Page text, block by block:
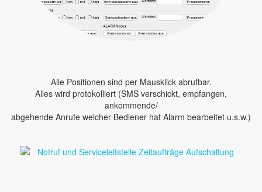
Alle Positionen sind per Mausklick abrufbar.
Alles wird protokolliert (SMS verschickt, empfangen,
ankommende/
abgehende Anrufe welcher Bediener hat Alarm bearbeitet u.s.w.)